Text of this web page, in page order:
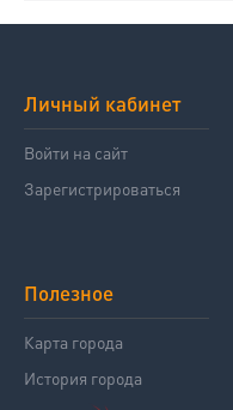
Личный кабинет
Войти на сайт
Зарегистрироваться
Полезное
Карта города
История города